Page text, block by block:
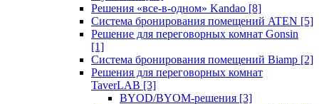
Решения «все-в-одном» Kandao [8]
Система бронирования помещений ATEN [5]
Решение для переговорных комнат Gonsin
[1]
Система бронирования помещений Biamp [2]
Решения для переговорных комнат
TaverLAB [3]
BYOD/BYOM-решения [3]